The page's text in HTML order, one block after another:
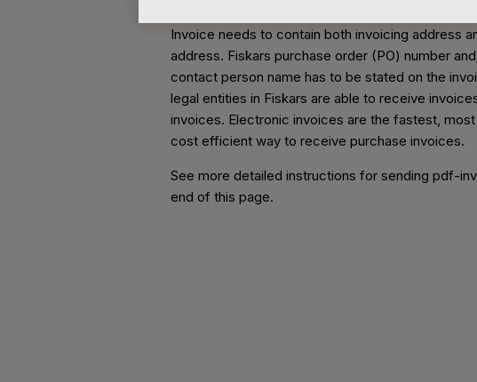
Invoice needs to contain both invoicing address
address. Fiskars purchase order (PO) number
contact person name has to be stated on the
legal entities in Fiskars are able to receive
invoices. Electronic invoices are the fastest,
cost efficient way to receive purchase invoices.
See more detailed instructions for sending pdf-
end of this page.